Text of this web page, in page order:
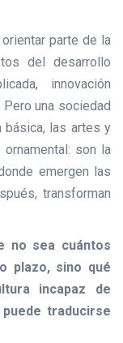
parte de la
del desarrollo
innovación
una sociedad
básica, las artes y
son la
emergen las
transforman
no sea cuántos
plazo, sino qué
incapaz de
traducirse